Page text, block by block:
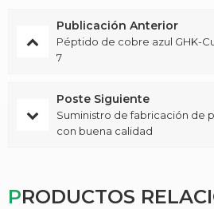
Publicación Anterior
Péptido de cobre azul GHK-
7
Poste Siguiente
Suministro de fabricación de
con buena calidad
PRODUCTOS